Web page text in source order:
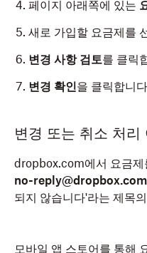
페이지 아래쪽에 있는
새로 가입할 요금제를
변경 사항 검토를 클릭
변경 확인을 클릭합니
변경 또는 취소 처리
dropbox.com에서 요금제
no-reply@dropbox.com
되지 않습니다'라는 제목
모바일 앱 스토어를 통해